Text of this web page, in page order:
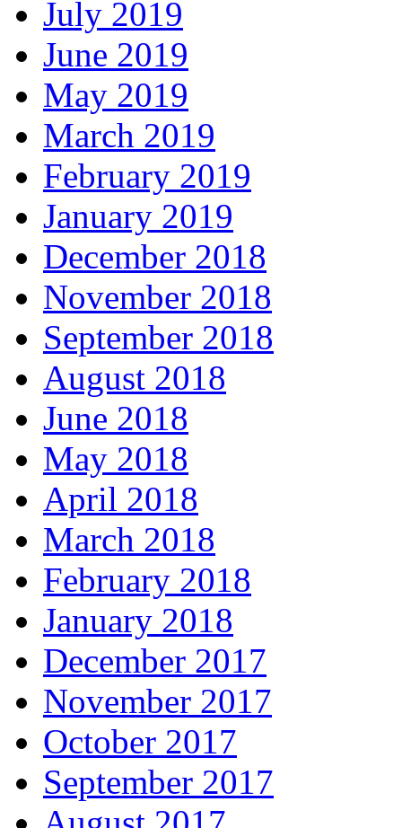
July 2019
June 2019
May 2019
March 2019
February 2019
January 2019
December 2018
November 2018
September 2018
August 2018
June 2018
May 2018
April 2018
March 2018
February 2018
January 2018
December 2017
November 2017
October 2017
September 2017